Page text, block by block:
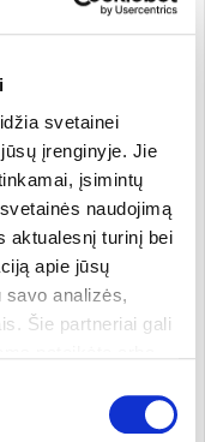
svetainei
įrenginyje. Jie
įsimintų
naudojimą
aktualesnį turinį bei
apie jūsų
savo analizės,
Šie partneriai gali
sutinkate.